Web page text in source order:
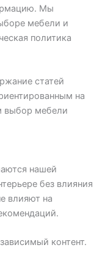
Мы
мебели и
политика
статей
на
выбор мебели
нашей
без влияния
влияют на
контент.